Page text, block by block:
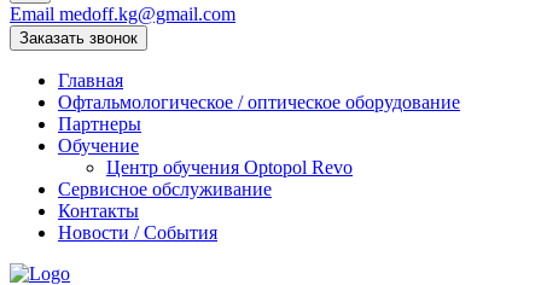
Email medoff.kg@gmail.com
Заказать звонок
Главная
Офтальмологическое / оптическое оборудование
Партнеры
Обучение
Центр обучения Оptopol Revo
Сервисное обслуживание
Контакты
Новости / События